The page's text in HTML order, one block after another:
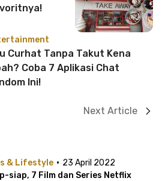
Curhat Tanpa Takut Kena
Coba 7 Aplikasi Chat
Ini!
Next Article
& Lifestyle · 23 April 2022
siap, 7 Film dan Series Netflix